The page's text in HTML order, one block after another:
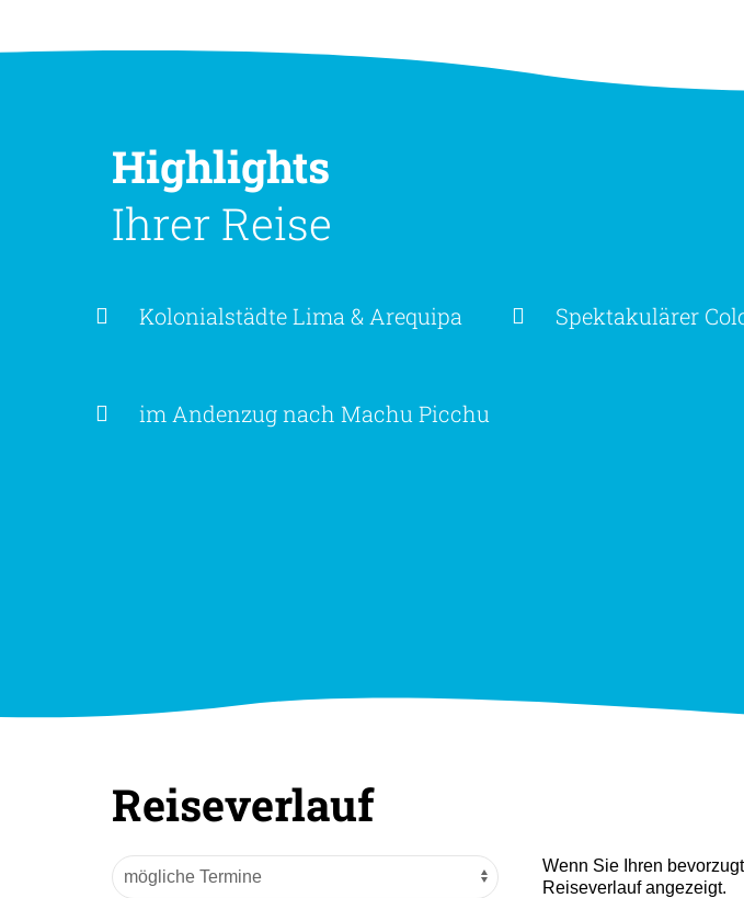
Highlights
Ihrer Reise
Kolonialstädte Lima & Arequipa Spektakulärer
im Andenzug nach Machu Picchu
Reiseverlauf
Wenn Sie Ihren
Reiseverlauf angezeigt.